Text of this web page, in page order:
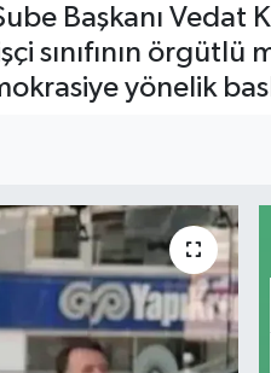
Başkanı Vedat
sınıfının
yönelik